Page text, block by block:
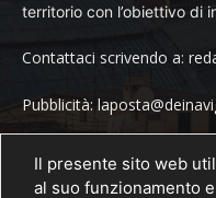
territorio con l’obiettivo di
Contattaci scrivendo a:
Pubblicità:
Tel. 389 1492573
Il presente sito web
al suo funzionamento